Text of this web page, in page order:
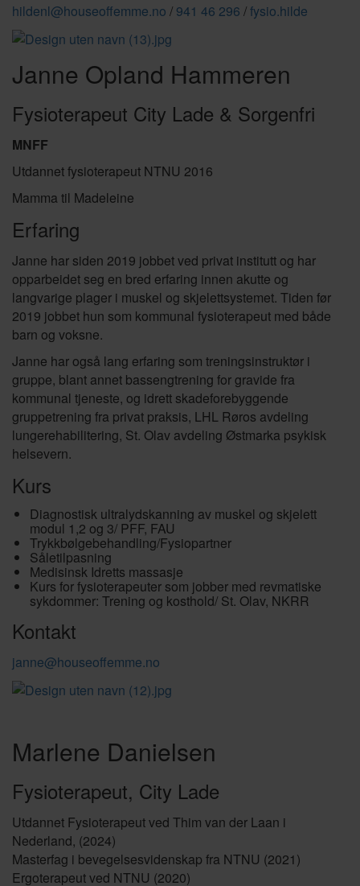
hildenl@houseoffemme.no / 941 46 296 /fysio.hilde
Janne Opland Hammeren
Fysioterapeut City Lade & Sorgenfri
MNFF
Utdannet fysioterapeut NTNU 2016
Mamma til Madeleine
Erfaring
Janne har siden 2019 jobbet ved privat institutt og har
opparbeidet seg en bred erfaring innen akutte og
langvarige plager i muskel og skjelettsystemet. Tiden før
2019 jobbet hun som kommunal fysioterapeut med både
barn og voksne.
Janne har også lang erfaring som treningsinstruktør i
gruppe, blant annet bassengtrening for gravide fra
kommunal tjeneste, og idrett skadeforebyggende
gruppetrening fra privat praksis, LHL Røros avdeling
lungerehabilitering, St. Olav avdeling Østmarka psykisk
helsevern.
Kurs
Diagnostisk ultralydskanning av muskel og skjelett
modul 1,2 og 3/ PFF, FAU
Trykkbølgebehandling/Fysiopartner
Såletilpasning
Medisinsk Idretts massasje
Kurs for fysioterapeuter som jobber med revmatiske
sykdommer: Trening og kosthold/ St. Olav, NKRR
Kontakt
janne@houseoffemme.no
Marlene Danielsen
Fysioterapeut, City Lade
Utdannet Fysioterapeut ved Thim van der Laan i
Nederland, (2024)
Masterfag i bevegelsesvidenskap fra NTNU (2021)
Ergoterapeut ved NTNU (2020)